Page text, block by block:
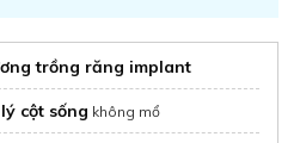
trồng răng implant
cột sống không mổ